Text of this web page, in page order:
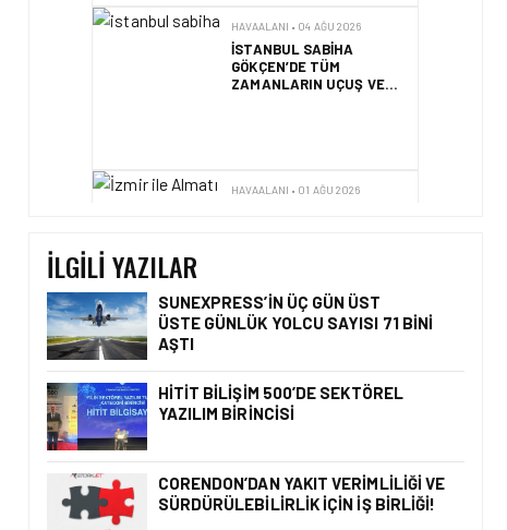
HAVAALANI • 04 AĞU 2026
İSTANBUL SABIHA
GÖKÇEN’DE TÜM
ZAMANLARIN UÇUŞ VE
HAVAALANI • 01 AĞU 2026
DALAMAN
HAVALIMANI\’NDAN
TÜRKIYE\’DE BIR İLK
HAVAALANI • 05 AĞU 2026
İLGILI YAZILAR
SUNEXPRESS’IN ÜÇ GÜN ÜST
ÜSTE GÜNLÜK YOLCU SAYISI 71 BINI
AŞTI
HITIT BILIŞIM 500’DE SEKTÖREL
YAZILIM BIRINCISI
CORENDON’DAN YAKIT VERIMLILIĞI VE
SÜRDÜRÜLEBILIRLIK IÇIN İŞ BIRLIĞI!